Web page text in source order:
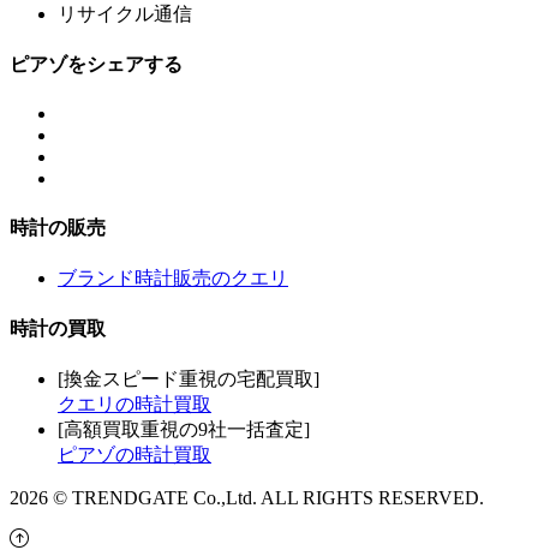
リサイクル通信
ピアゾをシェアする
時計の販売
ブランド時計販売のクエリ
時計の買取
[換金スピード重視の宅配買取]
クエリの時計買取
[高額買取重視の9社一括査定]
ピアゾの時計買取
2026 © TRENDGATE Co.,Ltd. ALL RIGHTS RESERVED.